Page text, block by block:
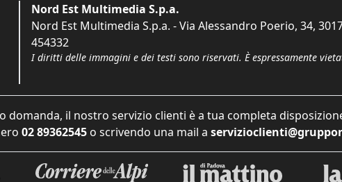
Nord Est Multimedia S.p.a.
Nord Est Multimedia S.p.a. - Via Alessandro Poerio, 34,
454332
I diritti delle immagini e dei testi sono riservati. È espressamente
domanda, il nostro servizio clienti è a tua completa
02 89362545 o scrivendo una mail a